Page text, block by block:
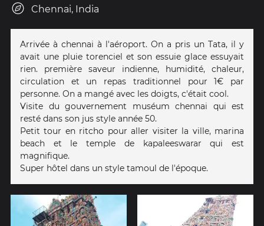
Chennai, India
Arrivée à chennai à l'aéroport. On a pris un Tata, il y
avait une pluie torenciel et son essuie glace essuyait
rien. première saveur indienne, humidité, chaleur,
circulation et un repas traditionnel pour 1€ par
personne. On a mangé avec les doigts, c'était cool.
Visite du gouvernement muséum chennai qui est
resté dans son jus style année 50.
Petit tour en ritcho pour aller visiter la ville, marina
beach et le temple de kapaleeswarar qui est
magnifique.
Super hôtel dans un style tamoul de l'époque.